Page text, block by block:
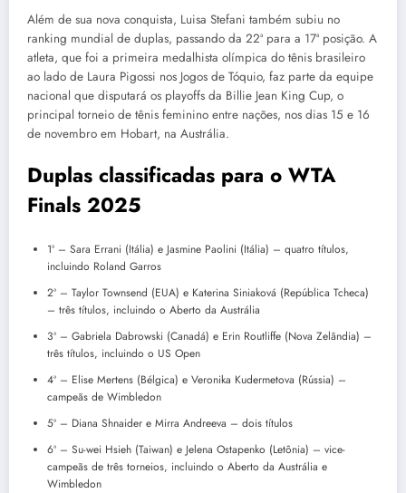
Além de sua nova conquista, Luisa Stefani também subiu no
ranking mundial de duplas, passando da 22ª para a 17ª posição. A
atleta, que foi a primeira medalhista olímpica do tênis brasileiro
ao lado de Laura Pigossi nos Jogos de Tóquio, faz parte da equipe
nacional que disputará os playoffs da Billie Jean King Cup, o
principal torneio de tênis feminino entre nações, nos dias 15 e 16
de novembro em Hobart, na Austrália.
Duplas classificadas para o WTA
Finals 2025
1ª – Sara Errani (Itália) e Jasmine Paolini (Itália) – quatro títulos,
incluindo Roland Garros
2ª – Taylor Townsend (EUA) e Katerina Siniaková (República Tcheca)
– três títulos, incluindo o Aberto da Austrália
3ª – Gabriela Dabrowski (Canadá) e Erin Routliffe (Nova Zelândia) –
três títulos, incluindo o US Open
4ª – Elise Mertens (Bélgica) e Veronika Kudermetova (Rússia) –
campeãs de Wimbledon
5ª – Diana Shnaider e Mirra Andreeva – dois títulos
6ª – Su-wei Hsieh (Taiwan) e Jelena Ostapenko (Letônia) – vice-
campeãs de três torneios, incluindo o Aberto da Austrália e
Wimbledon